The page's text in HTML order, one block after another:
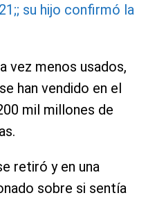
su hijo confirmó la
vez menos usados,
han vendido en el
mil millones de
retiró y en una
sobre si sentía